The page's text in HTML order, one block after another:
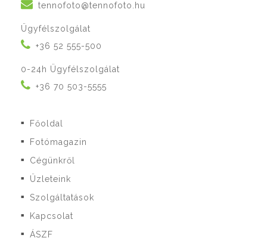
tennofoto@tennofoto.hu
Ügyfélszolgálat
+36 52 555-500
0-24h Ügyfélszolgálat
+36 70 503-5555
■ Főoldal
■ Fotómagazin
■ Cégünkről
■ Üzleteink
■ Szolgáltatások
■ Kapcsolat
■ ÁSZF